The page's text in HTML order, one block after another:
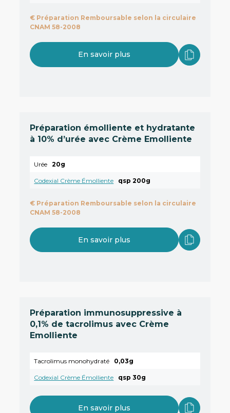
€ Préparation Remboursable selon la circulaire
CNAM 58-2008
En savoir plus
Préparation émolliente et hydratante
à 10% d’urée avec Crème Emolliente
Urée 20g
Codexial Crème Émolliente qsp 200g
€ Préparation Remboursable selon la circulaire
CNAM 58-2008
En savoir plus
Préparation immunosuppressive à
0,1% de tacrolimus avec Crème
Emolliente
Tacrolimus monohydraté 0,03g
Codexial Crème Émolliente qsp 30g
En savoir plus